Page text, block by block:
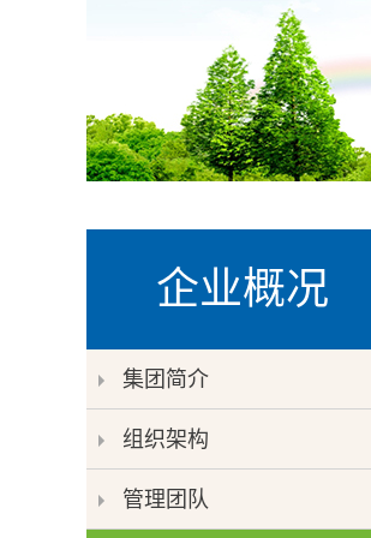
管理团队
权属企业
发展大事记
企业概况
集团简介
组织架构
管理团队